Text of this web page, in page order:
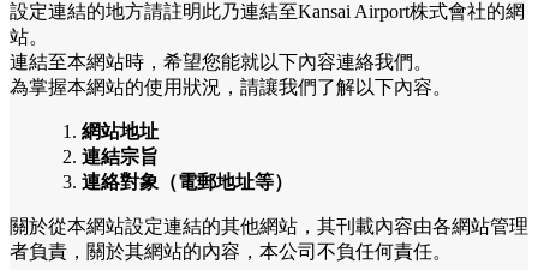
設定連結的地方請註明此乃連結至Kansai Airport株式會社的網
站。
連結至本網站時，希望您能就以下內容連絡我們。
為掌握本網站的使用狀況，請讓我們了解以下內容。
網站地址
連結宗旨
連絡對象（電郵地址等）
關於從本網站設定連結的其他網站，其刊載內容由各網站管理
者負責，關於其網站的內容，本公司不負任何責任。